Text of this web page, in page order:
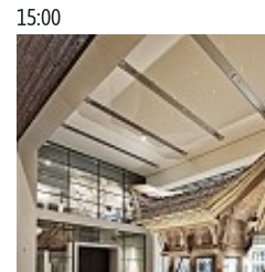
15:00